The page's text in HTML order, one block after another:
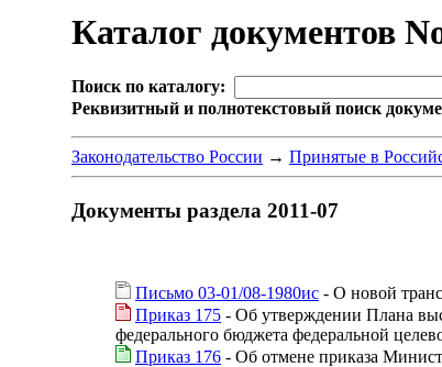
Каталог документов
Поиск по каталогу:
Реквизитный и полнотекстовый поиск
Законодательство России → Принятые в
Документы раздела 2011-07
Письмо 03-01/08-1980ис - О новой
Приказ 175 - Об утверждении Плана
федерального бюджета федеральной
Приказ 176 - Об отмене приказа